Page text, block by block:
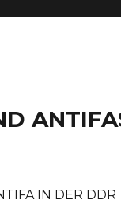
IN DER DDR